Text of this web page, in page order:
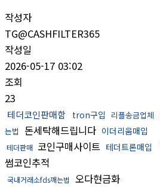
작성자
TG@CASHFILTER365
작성일
2026-05-17 03:02
조회
23
테더코인판매함 tron구입 리플송금업체
는법
돈세탁해드립니다 이더리움매입
테더판매 코인구매사이트 테더트론매입
썸코인추적
국내거래소fds깨는법 오다현금화